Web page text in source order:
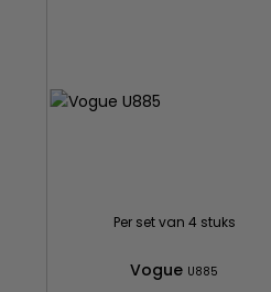
Per set van 4 stuks
Vogue U885